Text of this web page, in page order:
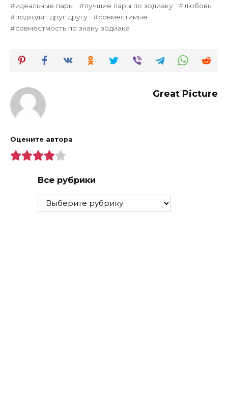
идеальные пары
лучшие пары по зодиаку
любовь.
подходят друг другу
совместимые
совместмость по знаку зодиака
Great Picture
Оцените автора
Все рубрики
Все
рубрики